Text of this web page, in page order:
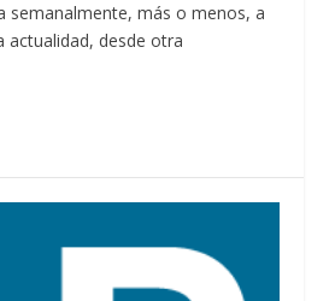
semanalmente, más o menos, a
actualidad, desde otra